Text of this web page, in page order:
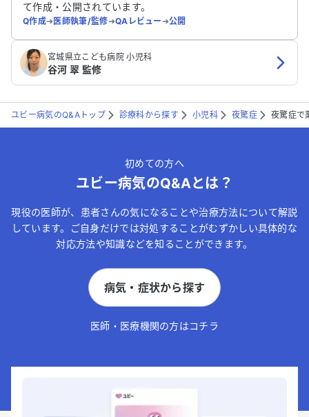
て作成・公開されています。
Q作成➔医師執筆/監修➔QAレビュー➔公開
宮城県立こども病院 小児科
谷河 翠 監修
ユビー病気のQ&Aトップ 診療科から探す 小児科 夜驚症 夜驚症で
初めての方へ
ユビー病気のQ&Aとは？
現役の医師が、患者さんの気になることや治療方法について解説
しています。ご自身だけでは対処することがむずかしい具体的な
対応方法や知識などを知ることができます。
病気・症状から探す
医師・医療機関の方はコチラ